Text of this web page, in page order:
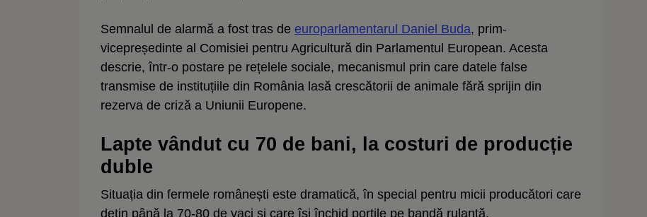
Semnalul de alarmă a fost tras de europarlamentarul Daniel Buda, prim-
vicepreședinte al Comisiei pentru Agricultură din Parlamentul European. Acesta
descrie, într-o postare pe rețelele sociale, mecanismul prin care datele false
transmise de instituțiile din România lasă crescătorii de animale fără sprijin din
rezerva de criză a Uniunii Europene.
Lapte vândut cu 70 de bani, la costuri de producție
duble
Situația din fermele românești este dramatică, în special pentru micii producători care
dețin până la 70-80 de vaci și care își închid porțile pe bandă rulantă.